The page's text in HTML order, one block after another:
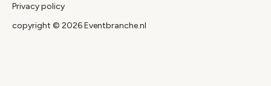
Privacy policy
copyright © 2026 Eventbranche.nl